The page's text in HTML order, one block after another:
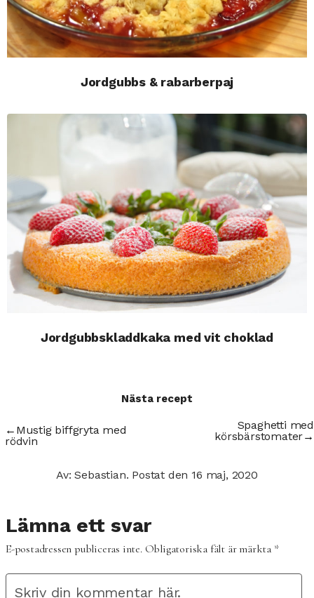
Jordgubbs & rabarberpaj
Jordgubbskladdkaka med vit choklad
Nästa recept
← Mustig biffgryta med
rödvin
Spaghetti med
körsbärstomater→
Av: Sebastian. Postat den 16 maj, 2020
Lämna ett svar
E-postadressen publiceras inte.Obligatoriska fält är märkta *